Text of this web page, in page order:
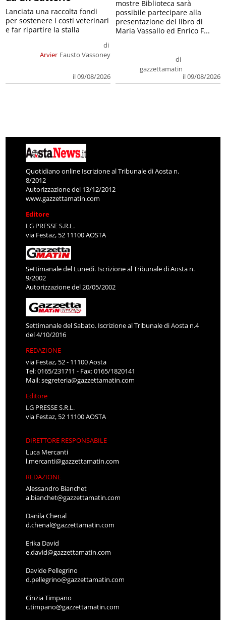
Arvier
di
Fausto Vassoney
il 09/08/2026
Lanciata una raccolta fondi
per sostenere i costi veterinari
e far ripartire la stalla
di
gazzettamatin
il 09/08/2026
mostre Biblioteca sarà
possibile partecipare alla
presentazione del libro di
Maria Vassallo ed Enrico F...
Quotidiano online Iscrizione al Tribunale di Aosta n.
8/2012
Autorizzazione del 13/12/2012
www.gazzettamatin.com
Editore
LG PRESSE S.R.L.
via Festaz, 52 11100 AOSTA
Settimanale del Lunedì. Iscrizione al Tribunale di Aosta n.
9/2002
Autorizzazione del 20/05/2002
Settimanale del Sabato. Iscrizione al Tribunale di Aosta n.4
del 4/10/2016
REDAZIONE
via Festaz, 52 - 11100 Aosta
Tel: 0165/231711 - Fax: 0165/1820141
Mail:segreteria@gazzettamatin.com
Editore
LG PRESSE S.R.L.
via Festaz, 52 11100 AOSTA
DIRETTORE RESPONSABILE
Luca Mercanti
l.mercanti@gazzettamatin.com
REDAZIONE
Alessandro Bianchet
a.bianchet@gazzettamatin.com
Danila Chenal
d.chenal@gazzettamatin.com
Erika David
e.david@gazzettamatin.com
Davide Pellegrino
d.pellegrino@gazzettamatin.com
Cinzia Timpano
c.timpano@gazzettamatin.com